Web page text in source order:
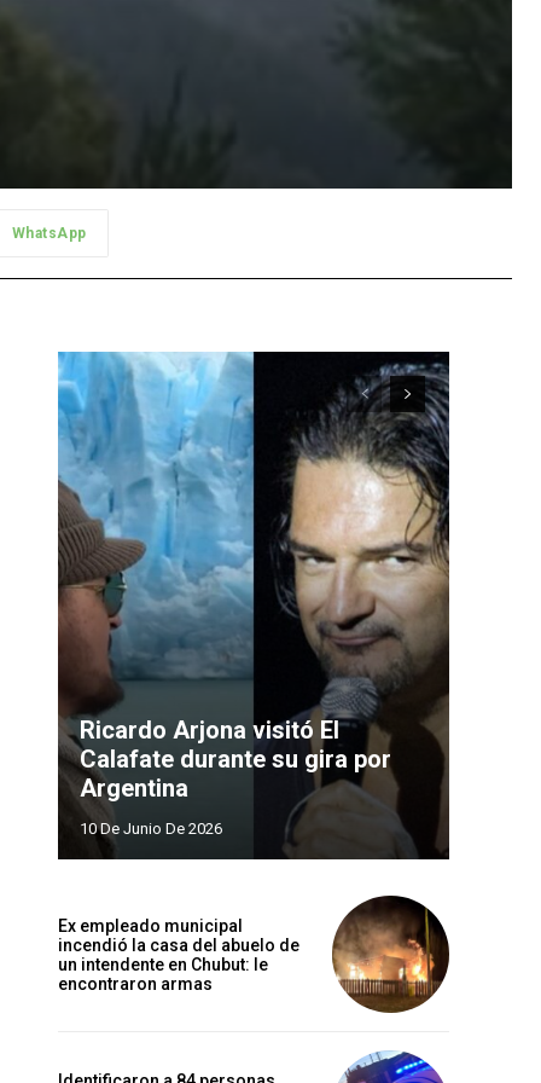
WhatsApp
Ricardo Arjona visitó El
Calafate durante su gira por
Argentina
10 De Junio De 2026
Ex empleado municipal
incendió la casa del abuelo de
un intendente en Chubut: le
encontraron armas